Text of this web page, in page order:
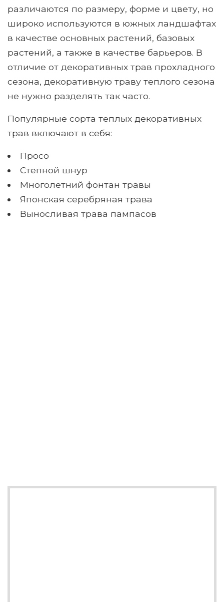
различаются по размеру, форме и цвету, но
широко используются в южных ландшафтах
в качестве основных растений, базовых
растений, а также в качестве барьеров. В
отличие от декоративных трав прохладного
сезона, декоративную траву теплого сезона
не нужно разделять так часто.
Популярные сорта теплых декоративных
трав включают в себя:
Просо
Степной шнур
Многолетний фонтан травы
Японская серебряная трава
Выносливая трава пампасов